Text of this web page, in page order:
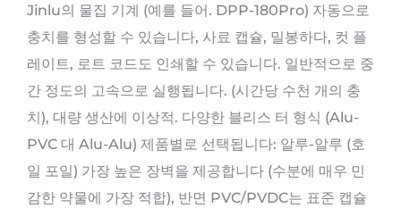
Jinlu의 물집 기계 (예를 들어. DPP-180Pro) 자동으로
충치를 형성할 수 있습니다, 사료 캡슐, 밀봉하다, 컷 플
레이트, 로트 코드도 인쇄할 수 있습니다. 일반적으로 중
간 정도의 고속으로 실행됩니다. (시간당 수천 개의 충
치), 대량 생산에 이상적. 다양한 블리스 터 형식 (Alu-
PVC 대 Alu-Alu) 제품별로 선택됩니다: 알루-알루 (호
일 포일) 가장 높은 장벽을 제공합니다 (수분에 매우 민
감한 약물에 가장 적합), 반면 PVC/PVDC는 표준 캡슐